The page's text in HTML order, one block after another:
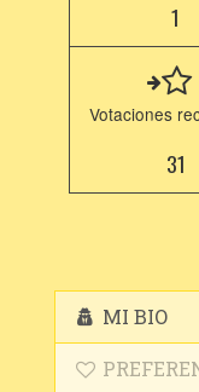
1
Votaciones
31
MI BIO